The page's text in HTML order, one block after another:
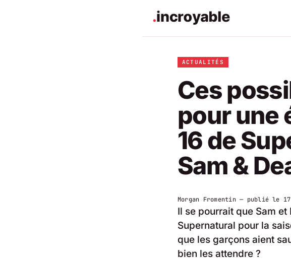
ACTUALITÉS
Ces
pour une
16 de
Sam &
Morgan Fromentin— publié le
Il se pourrait que Sam
Supernatural pour la
que les garçons aient
bien les attendre ?